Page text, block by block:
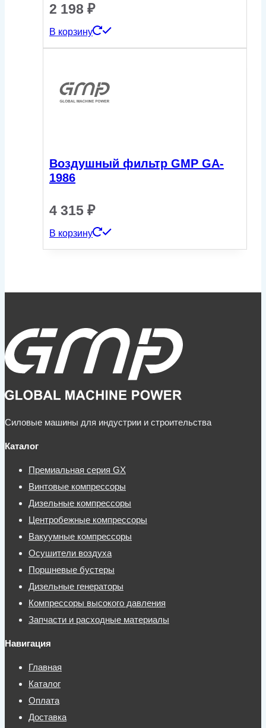
2 198 ₽
В корзину
Воздушный фильтр GMP GA-
1986
4 315 ₽
В корзину
Силовые машины для индустрии и строительства
Каталог
Премиальная серия GX
Винтовые компрессоры
Дизельные компрессоры
Центробежные компрессоры
Вакуумные компрессоры
Осушители воздуха
Поршневые бустеры
Дизельные генераторы
Компрессоры высокого давления
Запчасти и расходные материалы
Навигация
Главная
Каталог
Оплата
Доставка